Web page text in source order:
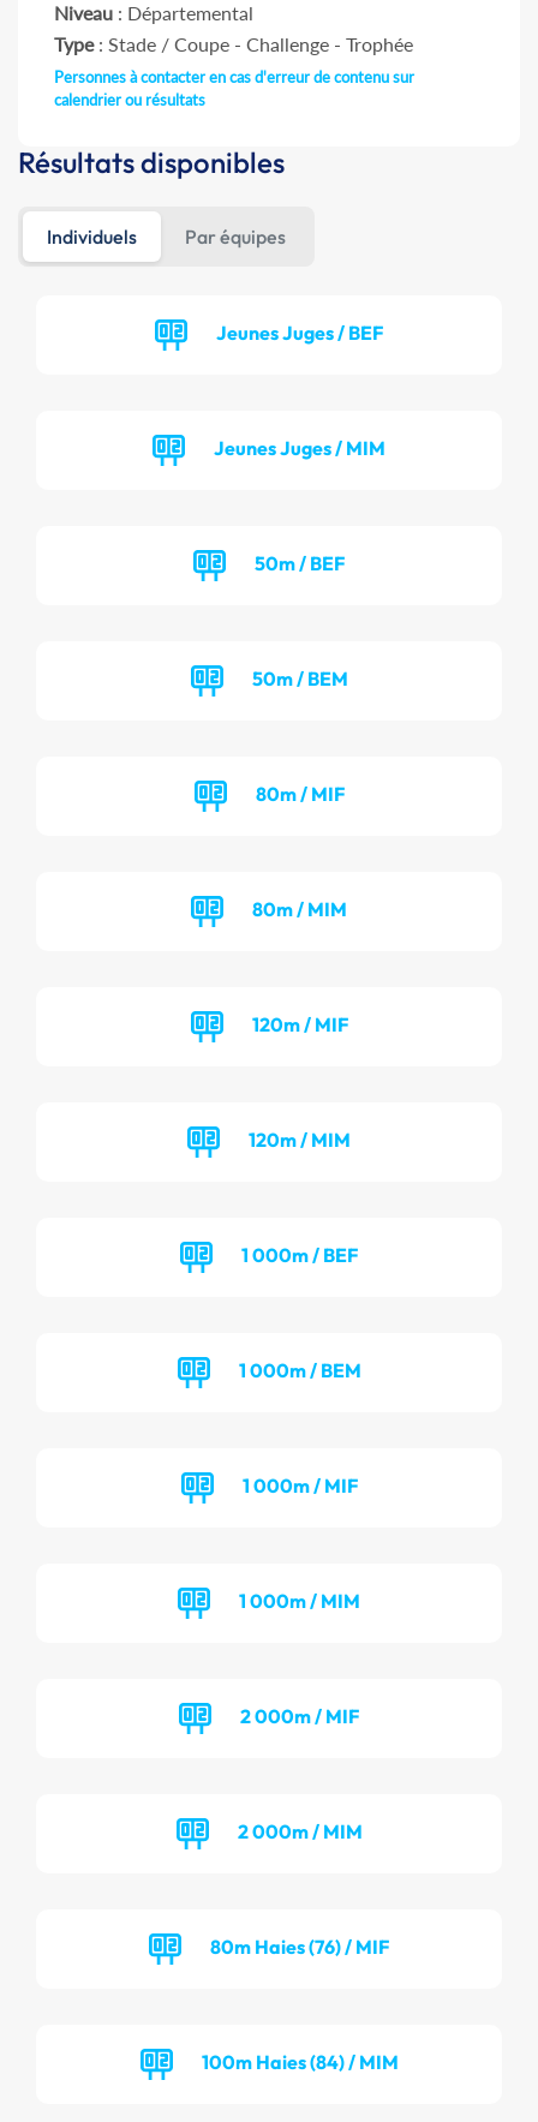
Niveau : Départemental
Type: Stade / Coupe - Challenge - Trophée
Personnes à contacter en cas d'erreur de contenu sur
calendrier ou résultats
Résultats disponibles
Individuels Par équipes
Jeunes Juges / BEF
Jeunes Juges / MIM
50m / BEF
50m / BEM
80m / MIF
80m / MIM
120m / MIF
120m / MIM
1 000m / BEF
1 000m / BEM
1 000m / MIF
1 000m / MIM
2 000m / MIF
2 000m / MIM
80m Haies (76) / MIF
100m Haies (84) / MIM